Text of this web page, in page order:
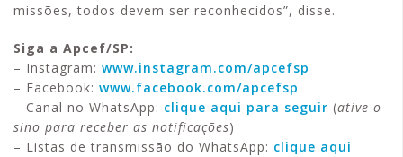
missões, todos devem ser reconhecidos”, disse.
Siga a Apcef/SP:
– Instagram: www.instagram.com/apcefsp
– Facebook: www.facebook.com/apcefsp
– Canal no WhatsApp: clique aqui para seguir (ative o
sino para receber as notificações)
– Listas de transmissão do WhatsApp: clique aqui